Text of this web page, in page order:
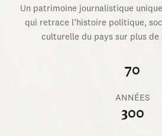
Un patrimoine journalistique
qui retrace l’histoire politique,
culturelle du pays sur plus de
70
ANNÉES
300